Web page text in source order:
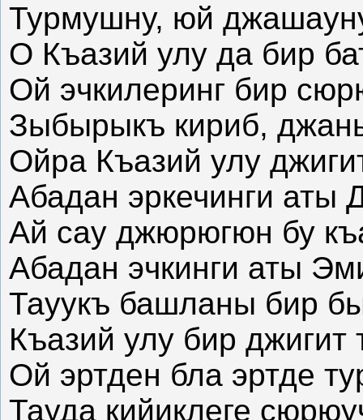
Турмушну, юй
О Къазий улу да бир
Ой эчкилеринг бир
Зыбырыкъ кириб,
Ойра Къазий улу
Абадан эркечинги аты
Ай сау джюрюгюн бу
Абадан эчкинги аты
Тауукъ башланы бир
Къазий улу бир джигит
Ой эртден бла эртде
Тауда кийиклеге